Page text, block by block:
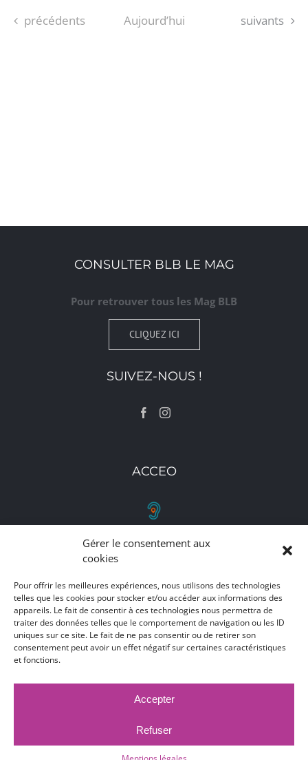
Gérer le consentement aux
cookies
Pour offrir les meilleures expériences, nous utilisons des technologies
telles que les cookies pour stocker et/ou accéder aux informations des
appareils. Le fait de consentir à ces technologies nous permettra de
traiter des données telles que le comportement de navigation ou les ID
uniques sur ce site. Le fait de ne pas consentir ou de retirer son
consentement peut avoir un effet négatif sur certaines caractéristiques
et fonctions.
Accepter
Refuser
Évènements
précédents Aujourd’hui Évènements
suivants
CONSULTER BLB LE MAG
Pour retrouver tous les Mag BLB
CLIQUEZ ICI
SUIVEZ-NOUS !
ACCEO
RETROUVEZ-NOUS
Toutes nos adresses, coordonnées et horaires
d'ouverture
CLIQUEZ ICI
PUBLICATIONS LÉGALES
ACCEO